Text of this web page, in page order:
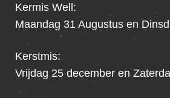
Kermis Well:
Maandag 31 Augustus en
Kerstmis:
Vrijdag 25 december en